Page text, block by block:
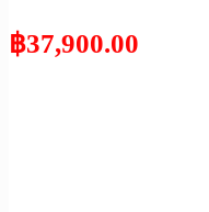
฿37,900.00